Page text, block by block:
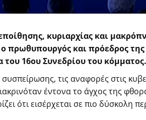
κυριαρχίας και
πρωθυπουργός και πρόεδρος
16ου Συνεδρίου του κόμματος.
τις αναφορές στις
έντονα το άγχος της
ότι εισέρχεται σε πιο δύσκολη